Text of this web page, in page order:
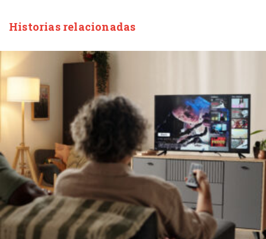
Historias relacionadas